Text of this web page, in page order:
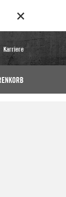
Karriere